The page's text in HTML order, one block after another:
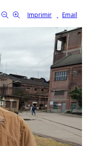
Imprimir Email